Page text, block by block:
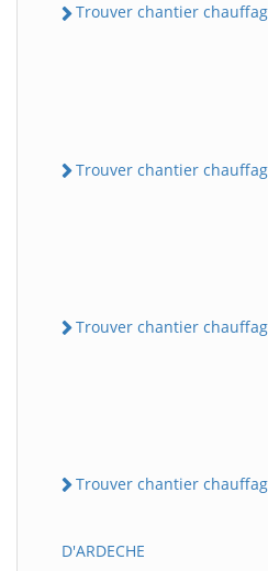
Trouver chantier
Trouver chantier
Trouver chantier
Trouver chantier
D'ARDECHE